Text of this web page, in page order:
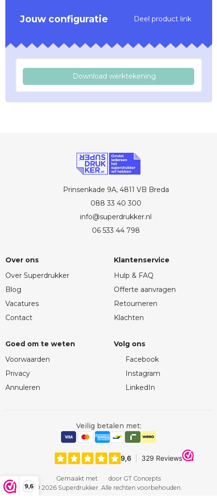
9,6
Jouw configuratie Deel product link
Download werktekening
Prinsenkade 9A, 4811 VB Breda
088 33 40 300
info@superdrukker.nl
06 533 44 798
Over ons
Over Superdrukker
Blog
Vacatures
Contact
Klantenservice
Hulp & FAQ
Offerte aanvragen
Retourneren
Klachten
Goed om te weten
Voorwaarden
Privacy
Annuleren
Volg ons
Facebook
Instagram
LinkedIn
Veilig betalen met:
Gemaakt met
door GT Concepts
© 2026 Superdrukker. Alle rechten voorbehouden.